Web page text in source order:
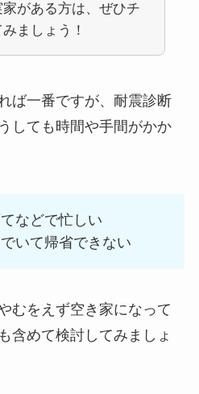
がある方は、ぜひチ
ましょう！
ば一番ですが、耐震診断
しても時間や手間がかか
などで忙しい
いて帰省できない
むをえず空き家になって
含めて検討してみましょ